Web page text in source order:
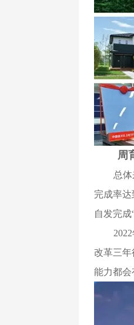
周
总
完成率
自发完
改革三年
能力都会